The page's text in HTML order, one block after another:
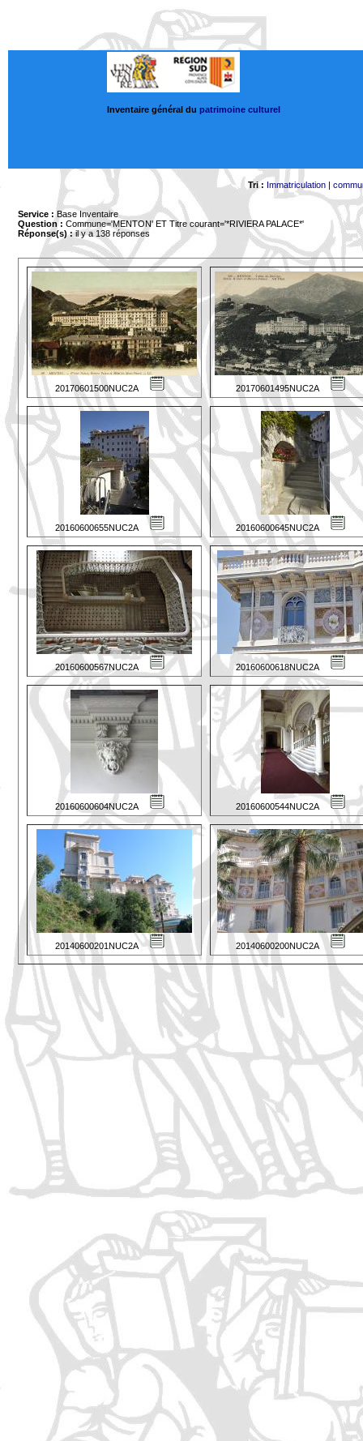
Inventaire général du patrimoine culturel
Tri : Immatriculation |
Service : Base Inventaire
Question : Commune='MENTON' ET Titre courant='*RIVIERA PALACE*'
Réponse(s) :il y a 138 réponses
20170601500NUC2A 20170601495NUC2A
20160600655NUC2A 20160600645NUC2A
20160600567NUC2A 20160600618NUC2A
20160600604NUC2A 20160600544NUC2A
20140600201NUC2A 20140600200NUC2A